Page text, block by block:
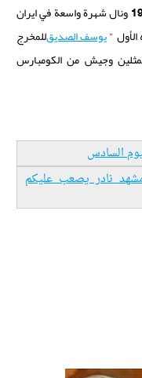
من مواليد عام 1982 ونال شهرة واسعة في ايران
"يوسف الصديقللمخرج
وجيش من الكومبارس
السادس
نادر يصعب عليكم